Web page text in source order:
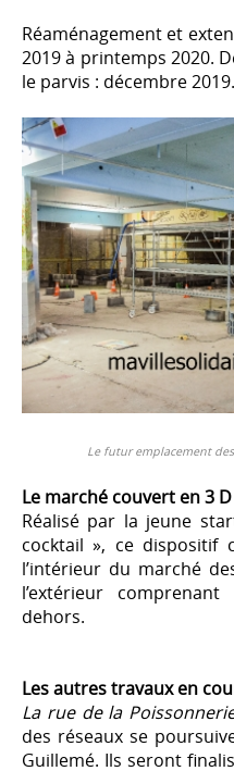
Réaménagement et
2019 à printemps 2020.
le parvis : décembre 2019.
Le futur emplacement
Le marché couvert en 3 D
Réalisé par la jeune
cocktail », ce dispositif
l’intérieur du marché
l’extérieur
dehors.
Les autres travaux en
La rue de la
des réseaux se
Guillemé. Ils seront